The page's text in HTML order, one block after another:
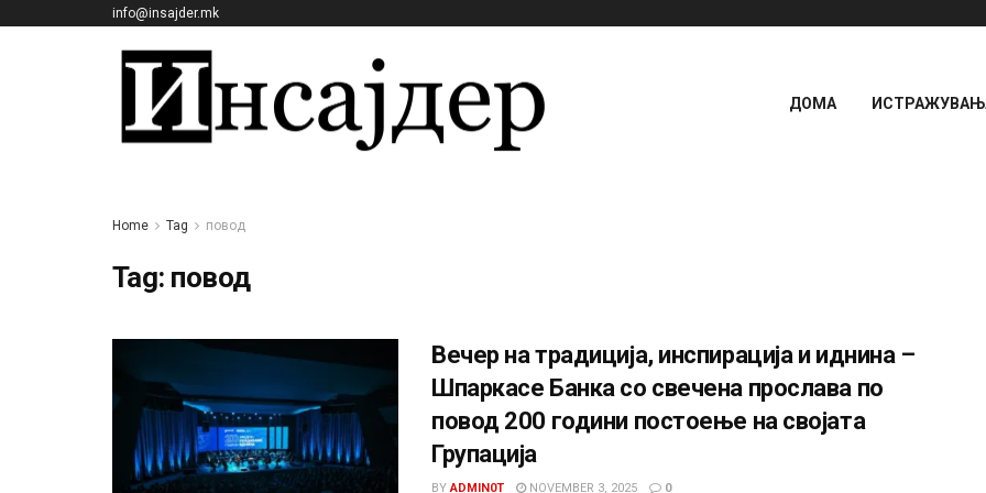
info@insajder.mk
ДОМА
Home Tag повод
Tag: повод
Вечер на традиција, инспирација и иднина –
Шпаркасе Банка со свечена прослава по
повод 200 години постоење на својата
Групација
BY ADMIN0T NOVEMBER 3, 2025 0